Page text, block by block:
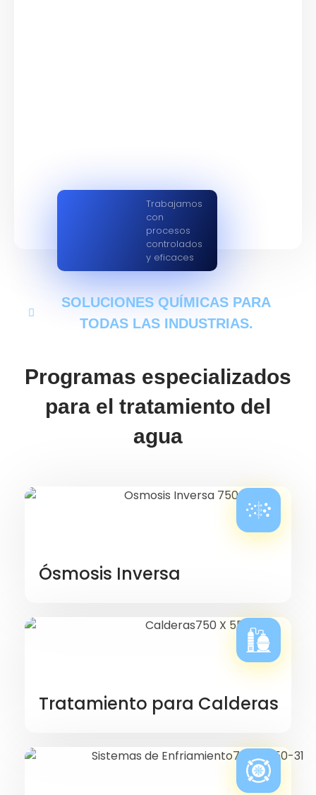
Trabajamos
con
procesos
controlados
y eficaces
SOLUCIONES QUÍMICAS PARA
TODAS LAS INDUSTRIAS.
Programas especializados
para el tratamiento del
agua
Ósmosis Inversa
Tratamiento para Calderas